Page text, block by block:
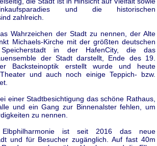
und die historischen
zahlreich.
Wahrzeichen der Stadt zu nennen, der Alte
Michaels-Kirche mit der größten deutschen
Speicherstadt in der HafenCity, die das
der Stadt darstellt, Ende des 19.
Backsteinoptik erstellt wurde und heute
und auch noch einige Teppich- bzw.
einer Stadtbesichtigung das schöne Rathaus,
und ein Gang zur Binnenalster fehlen, um
zu nennen.
Elbphilharmonie ist seit 2016 das neue
und für Besucher zugänglich. Auf fast 40m